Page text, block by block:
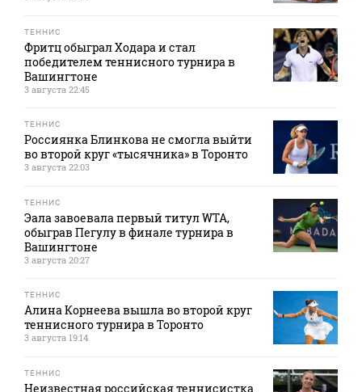
ТЕННИС
Фритц обыграл Ходара и стал
победителем теннисного турнира в
Вашингтоне
3 августа 22:45
ТЕННИС
Россиянка Блинкова не смогла выйти
во второй круг «тысячника» в Торонто
3 августа 22:03
ТЕННИС
Эала завоевала первый титул WTA,
обыграв Пегулу в финале турнира в
Вашингтоне
3 августа 20:27
ТЕННИС
Алина Корнеева вышла во второй круг
теннисного турнира в Торонто
3 августа 19:14
ТЕННИС
Неизвестная российская теннисистка